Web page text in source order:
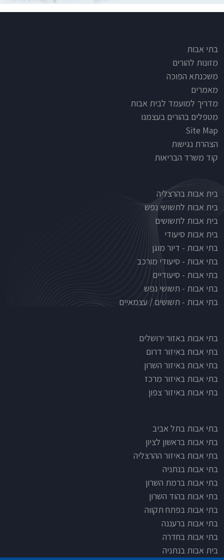
Footer
בתי אבות
מזונות להורים
משכנתא הפוכה
מאמרים
מדריך למועמד לבית אבות
מטפלים בהורים בעצמנו
Site Map
הצהרת נגישות
קוד משרד הבריאות
Nursinghouse type
בית אבות בהרצליה
בית אבות לתשושי נפש
בית אבות לתשושים
בית אבות סיעודי
בתי אבות - דיור מוגן
בתי אבות - סיעודי מורכב
בתי אבות - סיעודיים
בתי אבות - תשושי נפש
בתי אבות - תשושים / עצמאיים
בתי אבות לפי אזורים
בתי אבות באזור ירושלים
בתי אבות באיזור דרום
בתי אבות באיזור השרון
בתי אבות באיזור מרכז
בתי אבות באיזור צפון
בתי אבות בתל אביב
בתי אבות בראשון לציון
בתי אבות באיזור ההרצליה
בתי אבות בנתניה
בתי אבות ברמת השרון
בתי אבות בהוד השרון
בתי אבות בפתח תקווה
בתי אבות ברעננה
בתי אבות בחדרה
בית אבות בנתניה